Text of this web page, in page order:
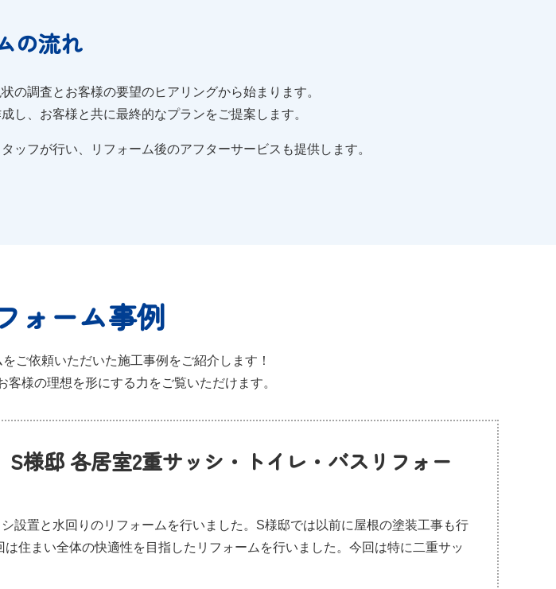
の流れ
の調査とお客様の要望のヒアリングから始まります。
し、お客様と共に最終的なプランをご提案します。
ッフが行い、リフォーム後のアフターサービスも提供します。
ォーム事例
ご依頼いただいた施工事例をご紹介します！
様の理想を形にする力をご覧いただけます。
様邸 各居室2重サッシ・トイレ・バスリフォー
設置と水回りのリフォームを行いました。S様邸では以前に屋根の塗装工事も行
は住まい全体の快適性を目指したリフォームを行いました。今回は特に二重サッ